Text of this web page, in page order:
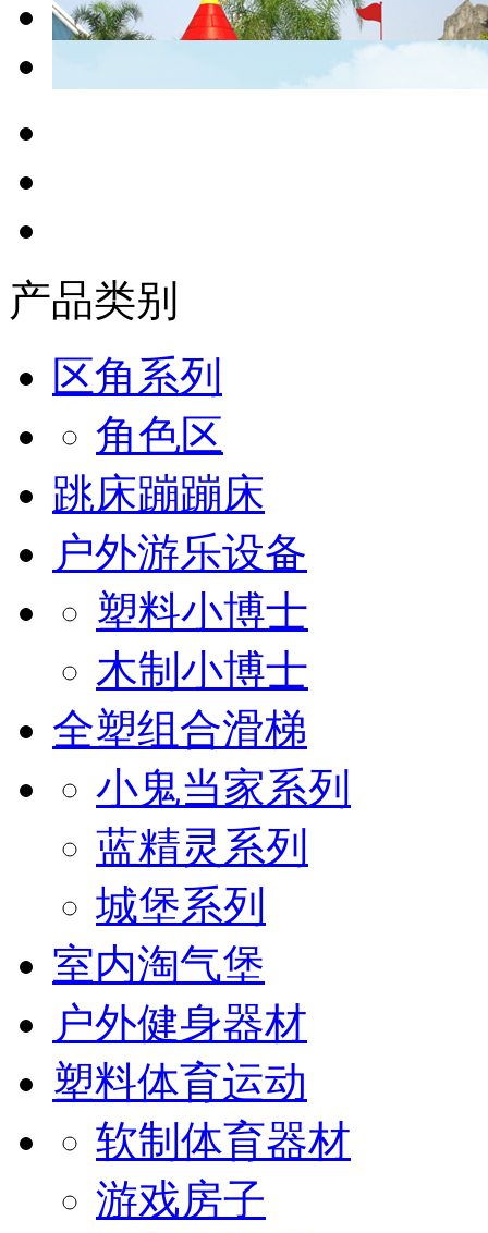
产品类别
区角系列
角色区
跳床蹦蹦床
户外游乐设备
塑料小博士
木制小博士
全塑组合滑梯
小鬼当家系列
蓝精灵系列
城堡系列
室内淘气堡
户外健身器材
塑料体育运动
软制体育器材
游戏房子